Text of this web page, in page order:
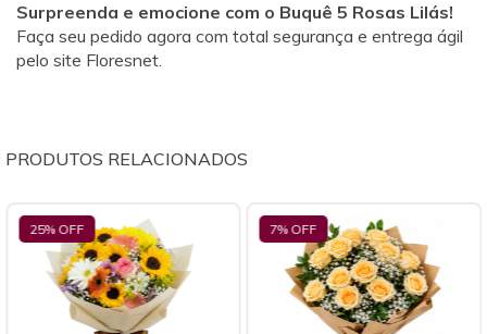
Surpreenda e emocione com o Buquê 5 Rosas Lilás!
Faça seu pedido agora com total segurança e entrega ágil
pelo site Floresnet.
PRODUTOS RELACIONADOS
7% OFF 27% OFF